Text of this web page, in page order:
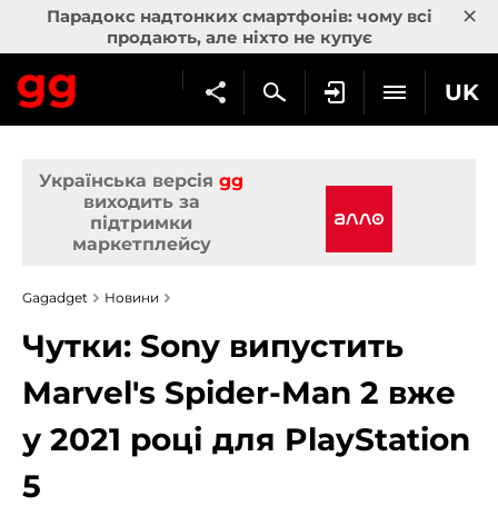
Парадокс надтонких смартфонів: чому всі
продають, але ніхто не купує
×
UK
Українська версія gg
виходить за
підтримки
маркетплейсу
Gagadget Новини
Чутки: Sony випустить
Marvel's Spider-Man 2 вже
у 2021 році для PlayStation
5